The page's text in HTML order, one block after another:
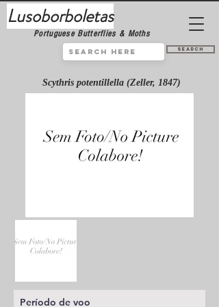
Lusoborboletas
Portuguese Butterflies & Moths
Search
Scythris potentillella (Zeller, 1847)
Período de voo